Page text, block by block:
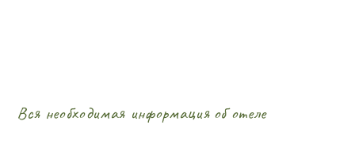
Вся необходимая информация об отеле